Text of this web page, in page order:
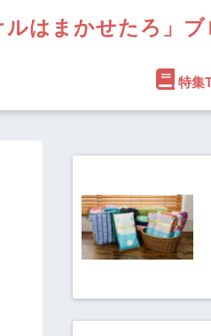
はまかせたろ」
特集